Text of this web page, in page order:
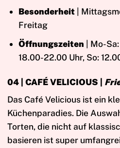
Besonderheit|
Freitag
Öffnungszeiten | Mo-
18.00-22.00 Uhr, So:
04 | CAFÉ VELICIOUS |
Das Café Velicious ist ein
Küchenparadies. Die
Torten, die nicht auf
basieren ist super